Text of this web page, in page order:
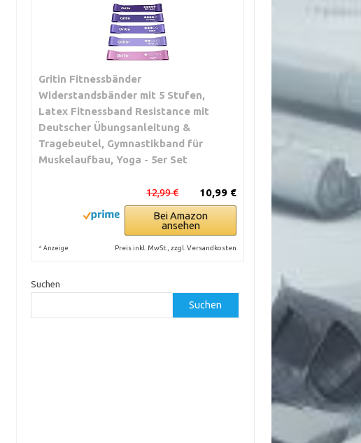
Gritin Fitnessbänder
Widerstandsbänder mit 5 Stufen,
Latex Fitnessband Resistance mit
Deutscher Übungsanleitung &
Tragebeutel, Gymnastikband für
Muskelaufbau, Yoga - 5er Set
10,99 €
12,99 €
Bei Amazon
ansehen
* Anzeige Preis inkl. MwSt., zzgl. Versandkosten
Suchen
Suchen